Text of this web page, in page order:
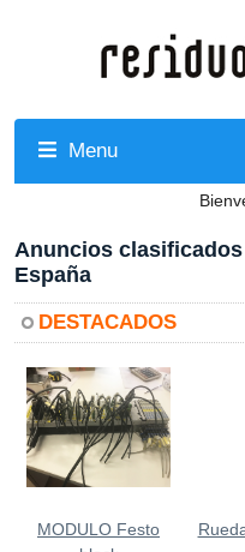
Menu
Anuncios
España
DESTACADOS
MODULO Festo